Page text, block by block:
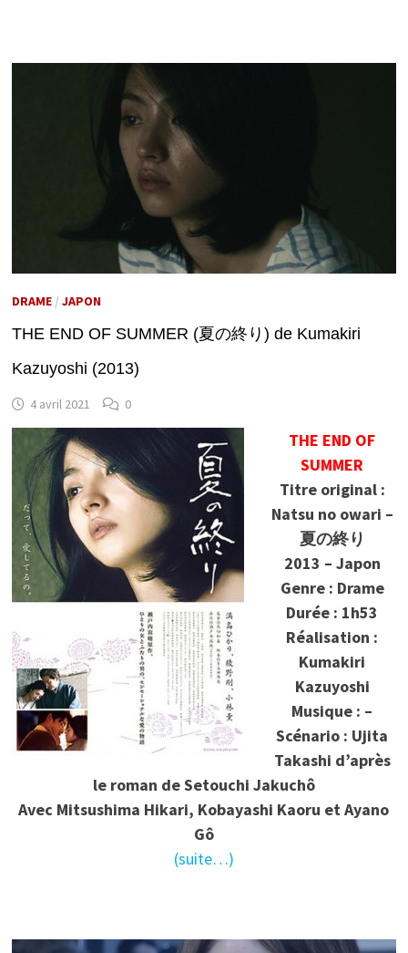
DRAME/ JAPON
THE END OF SUMMER (夏の終り) de Kumakiri
Kazuyoshi (2013)
4 avril 2021 0
THE END OF
SUMMER
Titre original :
Natsu no owari –
夏の終り
2013 – Japon
Genre : Drame
Durée : 1h53
Réalisation :
Kumakiri
Kazuyoshi
Musique : –
Scénario : Ujita
Takashi d’après
le roman de Setouchi Jakuchô
Avec Mitsushima Hikari, Kobayashi Kaoru et Ayano
Gô
(suite…)